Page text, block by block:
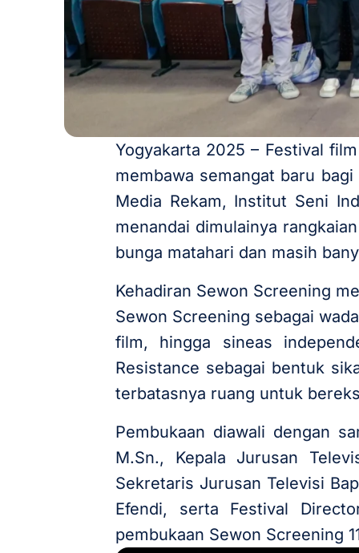
Yogyakarta 2025 – Festival
membawa semangat baru
Media Rekam, Institut Seni
menandai dimulainya
bunga matahari dan masih
Kehadiran Sewon Screening
Sewon Screening sebagai
film, hingga sineas
Resistance sebagai bentuk
terbatasnya ruang untuk
Pembukaan diawali dengan
M.Sn., Kepala Jurusan
Sekretaris Jurusan Televisi
Efendi, serta Festival
pembukaan Sewon Screening